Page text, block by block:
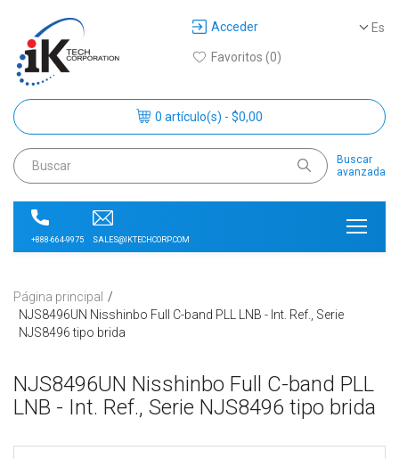
Es
Acceder
Favoritos (0)
0 artículo(s) - $0,00
Buscar
avanzada
+888-664-9975 SALES@IKTECHCORP.COM
Página principal
NJS8496UN Nisshinbo Full C-band PLL LNB - Int. Ref., Serie
NJS8496 tipo brida
NJS8496UN Nisshinbo Full C-band PLL
LNB - Int. Ref., Serie NJS8496 tipo brida